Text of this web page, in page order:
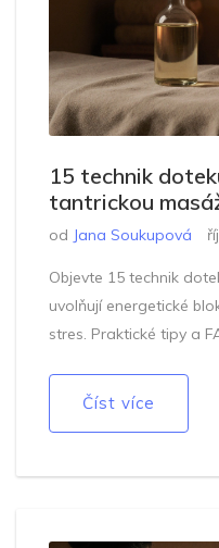
15 technik
tantrickou
od Jana Soukupová
Objevte 15 technik
uvolňují energetické
stres. Praktické tipy a
Číst více